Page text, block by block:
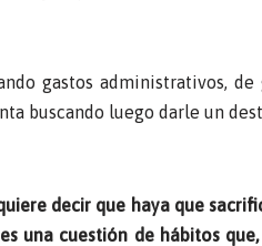
gastos administrativos,
buscando luego darle un
decir que haya que
una cuestión de hábitos